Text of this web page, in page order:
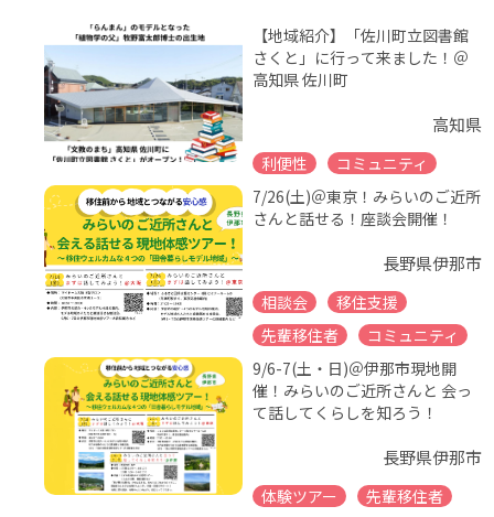
【地域紹介】「佐川町立図書館
さくと」に行って来ました！＠
高知県 佐川町
高知県
利便性
コミュニティ
7/26(土)＠東京！みらいのご近所
さんと話せる！座談会開催！
長野県伊那市
相談会
移住支援
先輩移住者
コミュニティ
9/6-7(土・日)＠伊那市現地開
催！みらいのご近所さんと 会っ
て話してくらしを知ろう！
長野県伊那市
体験ツアー
先輩移住者